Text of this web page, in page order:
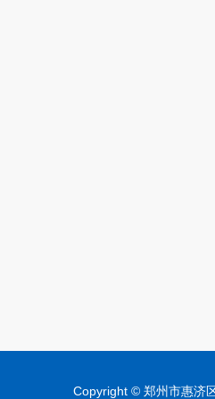
Copyright © 郑州市惠济